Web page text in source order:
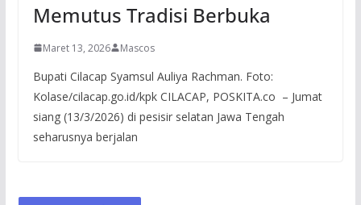
Memutus Tradisi Berbuka
Maret 13, 2026 Mascos
Bupati Cilacap Syamsul Auliya Rachman. Foto:
Kolase/cilacap.go.id/kpk CILACAP, POSKITA.co – Jumat
siang (13/3/2026) di pesisir selatan Jawa Tengah
seharusnya berjalan